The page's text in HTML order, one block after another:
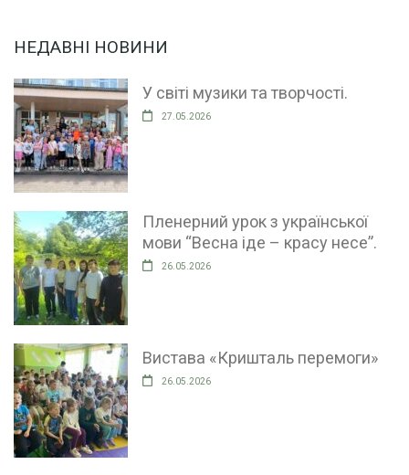
НЕДАВНІ НОВИНИ
У світі музики та творчості.
27.05.2026
Пленерний урок з української
мови “Весна іде – красу несе”.
26.05.2026
Вистава «Кришталь перемоги»
26.05.2026